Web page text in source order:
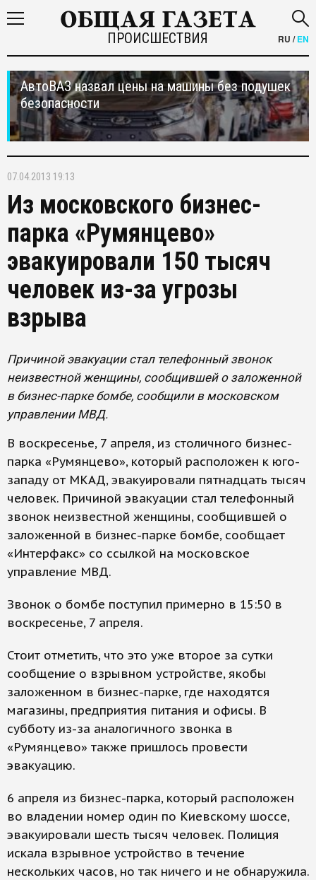
ПРОИСШЕСТВИЯ RU /EN
АвтоВАЗ назвал цены на машины без подушек
безопасности
07.04.2013 19:13
Из московского бизнес-
парка «Румянцево»
эвакуировали 150 тысяч
человек из-за угрозы
взрыва
Причиной эвакуации стал телефонный звонок
неизвестной женщины, сообщившей о заложенной
в бизнес-парке бомбе, сообщили в московском
управлении МВД.
В воскресенье, 7 апреля, из столичного бизнес-
парка «Румянцево», который расположен к юго-
западу от МКАД, эвакуировали пятнадцать тысяч
человек. Причиной эвакуации стал телефонный
звонок неизвестной женщины, сообщившей о
заложенной в бизнес-парке бомбе, сообщает
«Интерфакс» со ссылкой на московское
управление МВД.
Звонок о бомбе поступил примерно в 15:50 в
воскресенье, 7 апреля.
Стоит отметить, что это уже второе за сутки
сообщение о взрывном устройстве, якобы
заложенном в бизнес-парке, где находятся
магазины, предприятия питания и офисы. В
субботу из-за аналогичного звонка в
«Румянцево» также пришлось провести
эвакуацию.
6 апреля из бизнес-парка, который расположен
во владении номер один по Киевскому шоссе,
эвакуировали шесть тысяч человек. Полиция
искала взрывное устройство в течение
нескольких часов, но так ничего и не обнаружила.